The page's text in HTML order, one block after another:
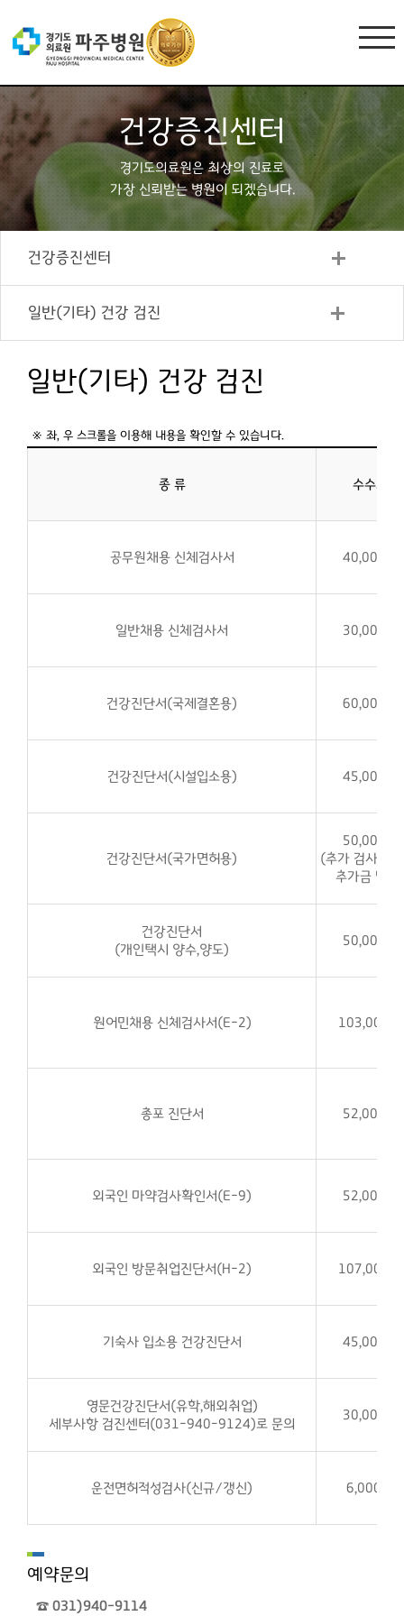
건강증진센터
경기도의료원은 최상의 진료로
가장 신뢰받는 병원이 되겠습니다.
건강증진센터
일반(기타) 건강 검진
일반(기타) 건강 검진
종 류 수수료
공무원채용 신체검사서 40,000원
일반채용 신체검사서 30,000원
건강진단서(국제결혼용) 60,000원
건강진단서(시설입소용) 45,000원
건강진단서(국가면허용)
50,000원
(추가 검사 진
추가금 발생
건강진단서
(개인택시 양수,양도)
50,000원
원어민채용 신체검사서(E-2) 103,000원
총포 진단서 52,000원
외국인 마약검사확인서(E-9) 52,000원
외국인 방문취업진단서(H-2) 107,000원
기숙사 입소용 건강진단서 45,000원
영문건강진단서(유학,해외취업)
세부사항 검진센터(031-940-9124)로 문의
30,000원
운전면허적성검사(신규/갱신) 6,000원
예약문의
☎ 031)940-9114